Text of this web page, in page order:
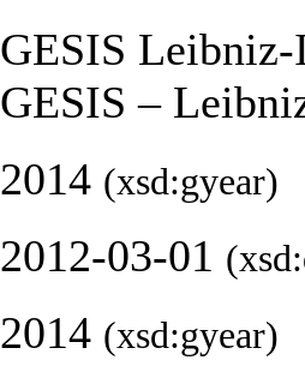
GESIS
GESIS –
2014 (xsd:gyear)
2012-03-01
2014 (xsd:gyear)